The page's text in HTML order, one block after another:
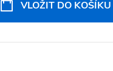
VLOŽIT DO KOŠÍKU